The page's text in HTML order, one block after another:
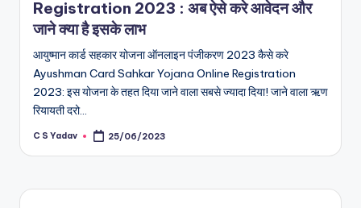
Registration 2023 : अब ऐसे करे आवेदन और
जाने क्या है इसके लाभ
आयुष्मान कार्ड सहकार योजना ऑनलाइन पंजीकरण 2023 कैसे करे
Ayushman Card Sahkar Yojana Online Registration
2023: इस योजना के तहत दिया जाने वाला सबसे ज्यादा दिया! जाने वाला ऋण
रियायती दरो…
Posted
C S Yadav 25/06/2023